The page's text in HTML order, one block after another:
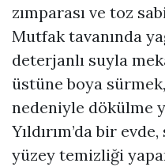
zımparası ve toz
Mutfak tavanında
deterjanlı suyla
üstüne boya
nedeniyle dökülme
Yıldırım’da bir
yüzey temizliği